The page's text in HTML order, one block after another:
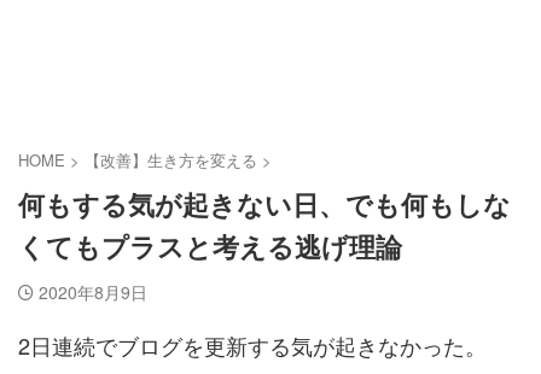
HOME > 【改善】生き方を変える >
何もする気が起きない日、でも何もしな
くてもプラスと考える逃げ理論
2020年8月9日
2日連続でブログを更新する気が起きなかった。